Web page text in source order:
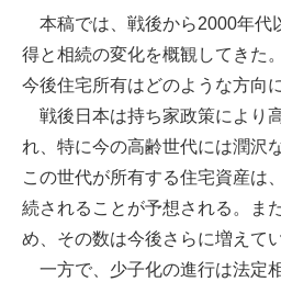
本稿では、戦後から2000年代
得と相続の変化を概観してきた
今後住宅所有はどのような方向
戦後日本は持ち家政策により
れ、特に今の高齢世代には潤沢
この世代が所有する住宅資産は
続されることが予想される。ま
め、その数は今後さらに増えて
一方で、少子化の進行は法定